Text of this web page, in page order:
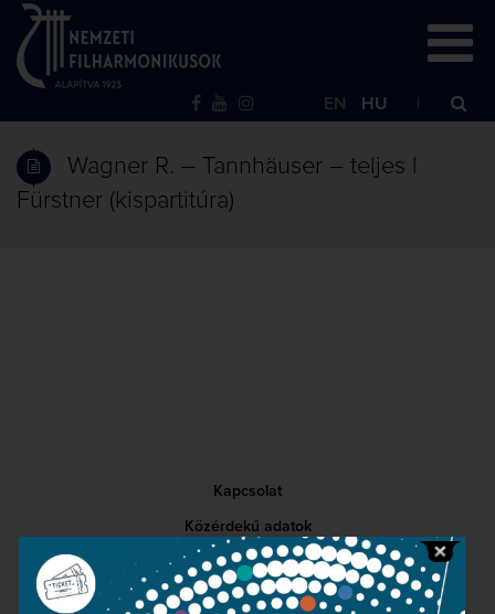
EN HU
Wagner R. – Tannhäuser – teljes |
Fürstner (kispartitúra)
Kapcsolat
Közérdekű adatok
Sajtószoba
Adatvédelem